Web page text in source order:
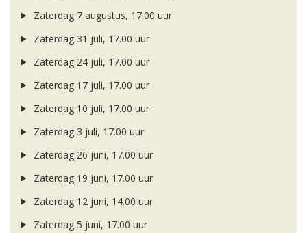
Zaterdag 7 augustus, 17.00 uur
Zaterdag 31 juli, 17.00 uur
Zaterdag 24 juli, 17.00 uur
Zaterdag 17 juli, 17.00 uur
Zaterdag 10 juli, 17.00 uur
Zaterdag 3 juli, 17.00 uur
Zaterdag 26 juni, 17.00 uur
Zaterdag 19 juni, 17.00 uur
Zaterdag 12 juni, 14.00 uur
Zaterdag 5 juni, 17.00 uur